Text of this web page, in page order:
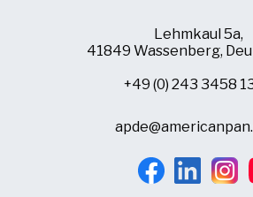
Lehmkaul 5a,
41849 Wassenberg,
+49 (0) 243 3458